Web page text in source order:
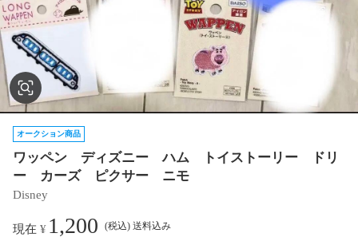
オークション商品
ワッペン ディズニー ハム トイストーリー ドリ
ー カーズ ピクサー ニモ
Disney
現在 ¥ 1,200 (税込) 送料込み